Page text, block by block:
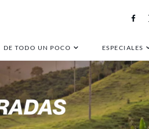
DE TODO UN POCO ESPECIALES